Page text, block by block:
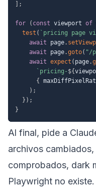
;
for ( const viewport of
test ( ` pricing page
await page.
await page.goto( "/
await expect ( page.
` pricing- ${
{
) ;
} ) ;
}
Al final, pide a
archivos
comprobados, dark
Playwright no existe.